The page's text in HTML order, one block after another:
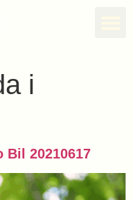
i
20210617